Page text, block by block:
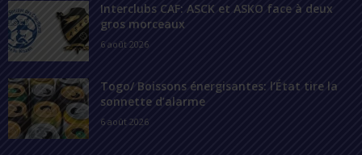
Interclubs CAF: ASCK et ASKO face à deux
gros morceaux
6 août 2026
Togo/ Boissons énergisantes: l’État tire la
sonnette d’alarme
6 août 2026